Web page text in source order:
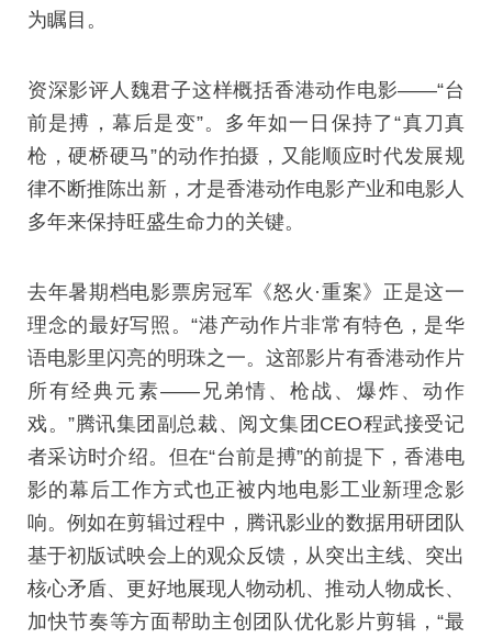
为瞩目。
资深影评人魏君子这样概括香港动作电影——“台
前是搏，幕后是变”。多年如一日保持了“真刀真
枪，硬桥硬马”的动作拍摄，又能顺应时代发展规
律不断推陈出新，才是香港动作电影产业和电影人
多年来保持旺盛生命力的关键。
去年暑期档电影票房冠军《怒火·重案》正是这一
理念的最好写照。“港产动作片非常有特色，是华
语电影里闪亮的明珠之一。这部影片有香港动作片
所有经典元素——兄弟情、枪战、爆炸、动作
戏。”腾讯集团副总裁、阅文集团CEO程武接受记
者采访时介绍。但在“台前是搏”的前提下，香港电
影的幕后工作方式也正被内地电影工业新理念影
响。例如在剪辑过程中，腾讯影业的数据用研团队
基于初版试映会上的观众反馈，从突出主线、突出
核心矛盾、更好地展现人物动机、推动人物成长、
加快节奏等方面帮助主创团队优化影片剪辑，“最